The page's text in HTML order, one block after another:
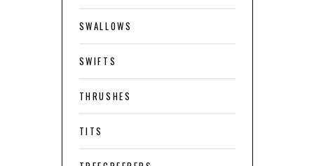
SWALLOWS
SWIFTS
THRUSHES
TITS